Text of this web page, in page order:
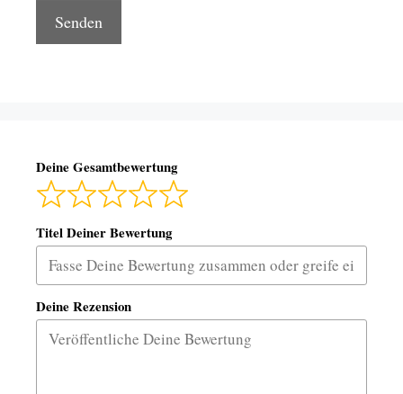
Deine Gesamtbewertung
Titel Deiner Bewertung
Deine Rezension